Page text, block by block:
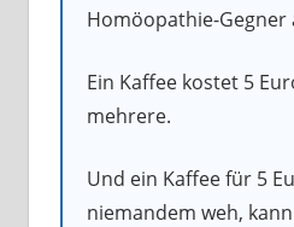
Homöopathie-Gegner
Ein Kaffee kostet 5
mehrere.
Und ein Kaffee für 5
niemandem weh,